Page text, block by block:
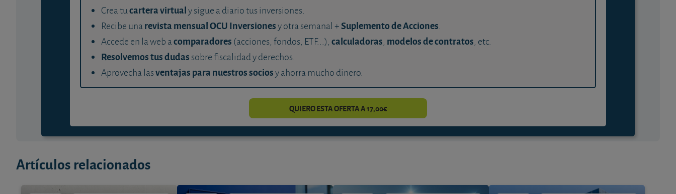
Crea tucartera virtualy sigue a diario tus inversiones.
Recibe unarevista mensual OCU Inversionesy otra semanal +Suplemento de Acciones.
Accede en la web acomparadores (acciones, fondos, ETF...), calculadoras, modelos de contratos, etc.
Resolvemos tus dudas sobre fiscalidad y derechos.
Aprovecha lasventajas para nuestros sociosy ahorra mucho dinero.
QUIERO ESTA OFERTA A 17,00€
Artículos relacionados